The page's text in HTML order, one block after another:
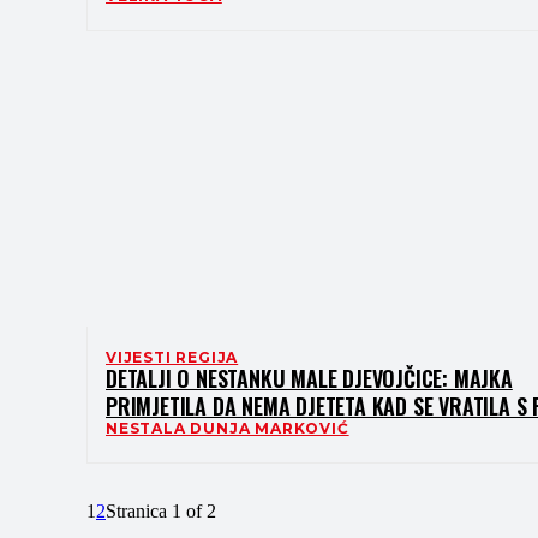
VIJESTI REGIJA
DETALJI O NESTANKU MALE DJEVOJČICE: MAJKA
PRIMJETILA DA NEMA DJETETA KAD SE VRATILA S
NESTALA DUNJA MARKOVIĆ
1 2Stranica 1 of 2